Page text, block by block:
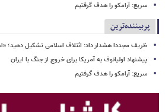
سریع: آرامکو را هدف گرفتیم
پربیننده‌ترین
ظریف مجددا هشدار داد: ائتلاف اسلامی تشکیل دهید؛
پیشنهاد اولیانوف به آمریکا برای خروج از جنگ با ایران
سریع: آرامکو را هدف گرفتیم